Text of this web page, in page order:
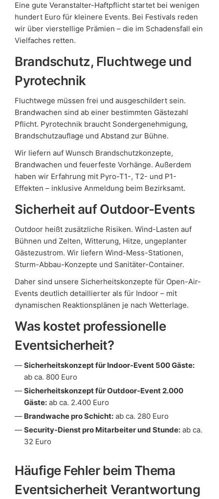
Eine gute Veranstalter-Haftpflicht startet bei wenigen
hundert Euro für kleinere Events. Bei Festivals reden
wir über vierstellige Prämien – die im Schadensfall ein
Vielfaches retten.
Brandschutz, Fluchtwege und
Pyrotechnik
Fluchtwege müssen frei und ausgeschildert sein.
Brandwachen sind ab einer bestimmten Gästezahl
Pflicht. Pyrotechnik braucht Sondergenehmigung,
Brandschutzauflage und Abstand zur Bühne.
Wir liefern auf Wunsch Brandschutzkonzepte,
Brandwachen und feuerfeste Vorhänge. Außerdem
haben wir Erfahrung mit Pyro-T1-, T2- und P1-
Effekten – inklusive Anmeldung beim Bezirksamt.
Sicherheit auf Outdoor-Events
Outdoor heißt zusätzliche Risiken. Wind-Lasten auf
Bühnen und Zelten, Witterung, Hitze, ungeplanter
Gästezustrom. Wir liefern Wind-Mess-Stationen,
Sturm-Abbau-Konzepte und Sanitäter-Container.
Daher sind unsere Sicherheitskonzepte für Open-Air-
Events deutlich detaillierter als für Indoor – mit
dynamischen Reaktionsplänen je nach Wetterlage.
Was kostet professionelle
Eventsicherheit?
Sicherheitskonzept für Indoor-Event 500 Gäste:
ab ca. 800 Euro
Sicherheitskonzept für Outdoor-Event 2.000
Gäste: ab ca. 2.400 Euro
Brandwache pro Schicht: ab ca. 280 Euro
Security-Dienst pro Mitarbeiter und Stunde: ab ca.
32 Euro
Häufige Fehler beim Thema
Eventsicherheit Verantwortung